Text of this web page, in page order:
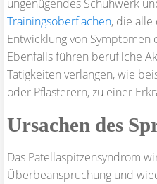
ungenügendes Schuhwerk
Trainingsoberflächen, die
Entwicklung von Symptomen
Ebenfalls führen berufliche
Tätigkeiten verlangen, wie
oder Pflasterern, zu einer
Ursachen des
Das Patellaspitzensyndrom
Überbeanspruchung und